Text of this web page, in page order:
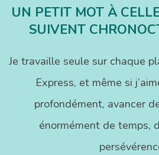
UN PETIT MOT À
SUIVENT
Je travaille seule sur chaque
Express, et même si
profondément, avancer
énormément de temps,